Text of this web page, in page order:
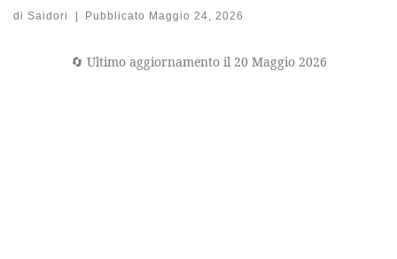
di Saidori | Pubblicato Maggio 24, 2026
🔄 Ultimo aggiornamento il 20 Maggio 2026